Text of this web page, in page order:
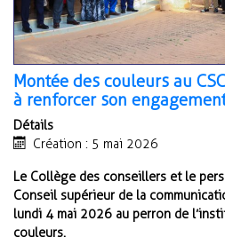
Montée des couleurs au
à renforcer son
Détails
Création : 5 mai 2026
Le Collège des conseillers et le
Conseil supérieur de la
lundi 4 mai 2026 au perron de
couleurs.